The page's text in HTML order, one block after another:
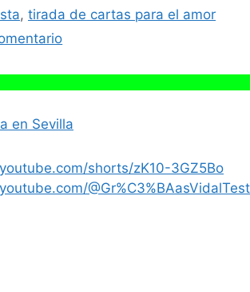
, tirada de cartas para el amor
en Sevilla
shorts/zK10-3GZ5Bo